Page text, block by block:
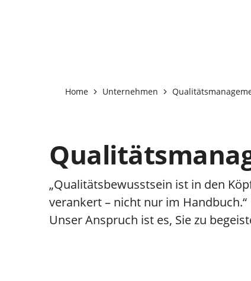
Home Unternehmen
„Qualitätsbewusstsein ist in den
verankert – nicht nur im Handbuch.“
Unser Anspruch ist es, Sie zu